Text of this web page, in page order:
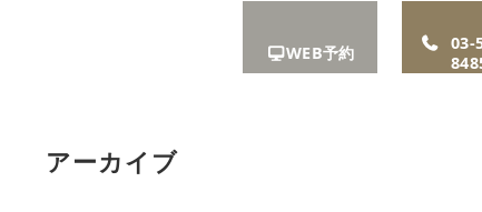
WEB予約
03-
アーカイブ